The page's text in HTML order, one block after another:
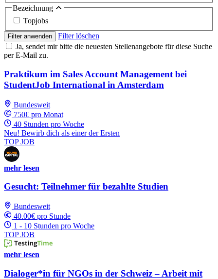
Bezeichnung
Topjobs
Filter anwenden
Filter löschen
Ja, sendet mir bitte die neuesten Stellenangebote für diese Suche
per E-Mail zu.
Praktikum im Sales Account Management bei
StudentJob International in Amsterdam
Bundesweit
750€ pro Monat
40 Stunden pro Woche
Neu! Bewirb dich als einer der Ersten
TOP JOB
mehr lesen
Gesucht: Teilnehmer für bezahlte Studien
Bundesweit
40.00€ pro Stunde
1 - 10 Stunden pro Woche
TOP JOB
mehr lesen
Dialoger*in für NGOs in der Schweiz – Arbeit mit